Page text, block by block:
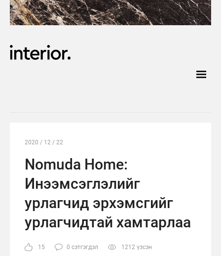
2020 / 12 / 22
Nomuda Home:
Инээмсэглэлийг
урлагчид эрхэмсгийг
урлагчидтай хамтарлаа
15 0 сэтгэгдэл 1212 үзсэн